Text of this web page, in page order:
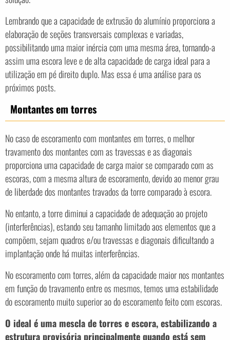
Lembrando que a capacidade de extrusão do alumínio proporciona a
elaboração de seções transversais complexas e variadas,
possibilitando uma maior inércia com uma mesma área, tornando-a
assim uma escora leve e de alta capacidade de carga ideal para a
utilização em pé direito duplo. Mas essa é uma análise para os
próximos posts.
Montantes em torres
No caso de escoramento com montantes em torres, o melhor
travamento dos montantes com as travessas e as diagonais
proporciona uma capacidade de carga maior se comparado com as
escoras, com a mesma altura de escoramento, devido ao menor grau
de liberdade dos montantes travados da torre comparado à escora.
No entanto, a torre diminui a capacidade de adequação ao projeto
(interferências), estando seu tamanho limitado aos elementos que a
compõem, sejam quadros e/ou travessas e diagonais dificultando a
implantação onde há muitas interferências.
No escoramento com torres, além da capacidade maior nos montantes
em função do travamento entre os mesmos, temos uma estabilidade
do escoramento muito superior ao do escoramento feito com escoras.
O ideal é uma mescla de torres e escora, estabilizando a
estrutura provisória principalmente quando está sem